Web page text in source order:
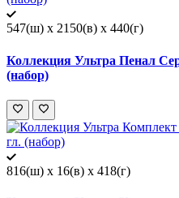
547(ш) x 2150(в) x 440(г)
Коллекция Ультра Пенал
(набор)
816(ш) x 16(в) x 418(г)